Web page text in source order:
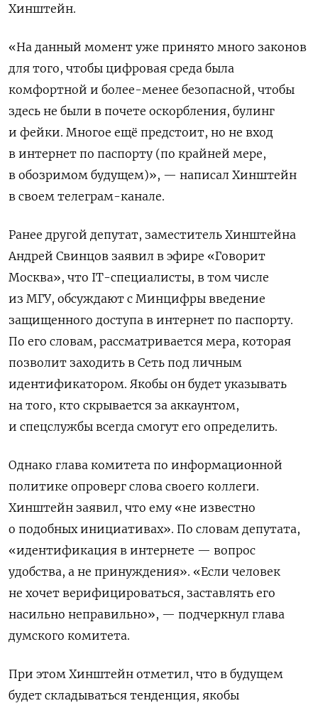
Хинштейн.
«На данный момент уже принято много законов
для того, чтобы цифровая среда была
комфортной и более-менее безопасной, чтобы
здесь не были в почете оскорбления, булинг
и фейки. Многое ещё предстоит, но не вход
в интернет по паспорту (по крайней мере,
в обозримом будущем)», — написал Хинштейн
в своем телеграм-канале.
Ранее другой депутат, заместитель Хинштейна
Андрей Свинцов заявил в эфире «Говорит
Москва», что IT-специалисты, в том числе
из МГУ, обсуждают с Минцифры введение
защищенного доступа в интернет по паспорту.
По его словам, рассматривается мера, которая
позволит заходить в Сеть под личным
идентификатором. Якобы он будет указывать
на того, кто скрывается за аккаунтом,
и спецслужбы всегда смогут его определить.
Однако глава комитета по информационной
политике опроверг слова своего коллеги.
Хинштейн заявил, что ему «не известно
о подобных инициативах». По словам депутата,
«идентификация в интернете — вопрос
удобства, а не принуждения». «Если человек
не хочет верифицироваться, заставлять его
насильно неправильно», — подчеркнул глава
думского комитета.
При этом Хинштейн отметил, что в будущем
будет складываться тенденция, якобы